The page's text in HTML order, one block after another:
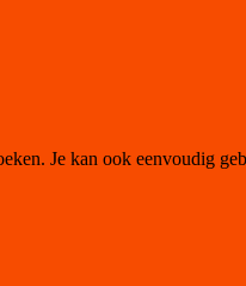
Je kan ook eenvoudig